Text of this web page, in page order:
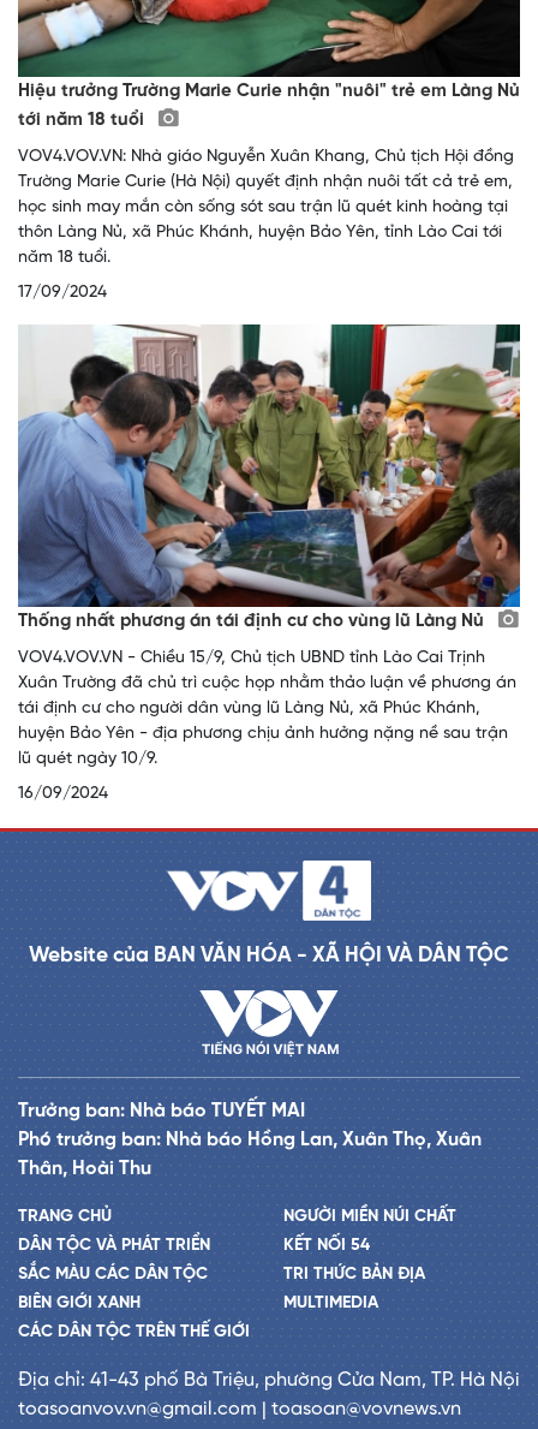
Hiệu trưởng Trường Marie Curie nhận "nuôi" trẻ em Làng Nủ
tới năm 18 tuổi
VOV4.VOV.VN: Nhà giáo Nguyễn Xuân Khang, Chủ tịch Hội đồng
Trường Marie Curie (Hà Nội) quyết định nhận nuôi tất cả trẻ em,
học sinh may mắn còn sống sót sau trận lũ quét kinh hoàng tại
thôn Làng Nủ, xã Phúc Khánh, huyện Bảo Yên, tỉnh Lào Cai tới
năm 18 tuổi.
17/09/2024
Thống nhất phương án tái định cư cho vùng lũ Làng Nủ
VOV4.VOV.VN - Chiều 15/9, Chủ tịch UBND tỉnh Lào Cai Trịnh
Xuân Trường đã chủ trì cuộc họp nhằm thảo luận về phương án
tái định cư cho người dân vùng lũ Làng Nủ, xã Phúc Khánh,
huyện Bảo Yên - địa phương chịu ảnh hưởng nặng nề sau trận
lũ quét ngày 10/9.
16/09/2024
Website của BAN VĂN HÓA - XÃ HỘI VÀ DÂN TỘC
Trưởng ban: Nhà báo TUYẾT MAI
Phó trưởng ban: Nhà báo Hồng Lan, Xuân Thọ, Xuân
Thân, Hoài Thu
TRANG CHỦ
DÂN TỘC VÀ PHÁT TRIỂN
SẮC MÀU CÁC DÂN TỘC
BIÊN GIỚI XANH
CÁC DÂN TỘC TRÊN THẾ GIỚI
NGƯỜI MIỀN NÚI CHẤT
KẾT NỐI 54
TRI THỨC BẢN ĐỊA
MULTIMEDIA
Địa chỉ: 41-43 phố Bà Triệu, phường Cửa Nam, TP. Hà Nội
toasoanvov.vn@gmail.com | toasoan@vovnews.vn